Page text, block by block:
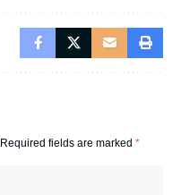
Required fields are marked *